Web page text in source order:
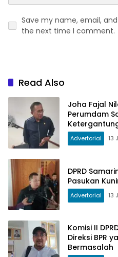
Save my name, email,
the next time I comment.
Read Also
Joha Fajal
Perumdam
Advertorial 13
DPRD
Pasukan
Advertorial 13
Komisi II
Direksi BPR
Bermasalah